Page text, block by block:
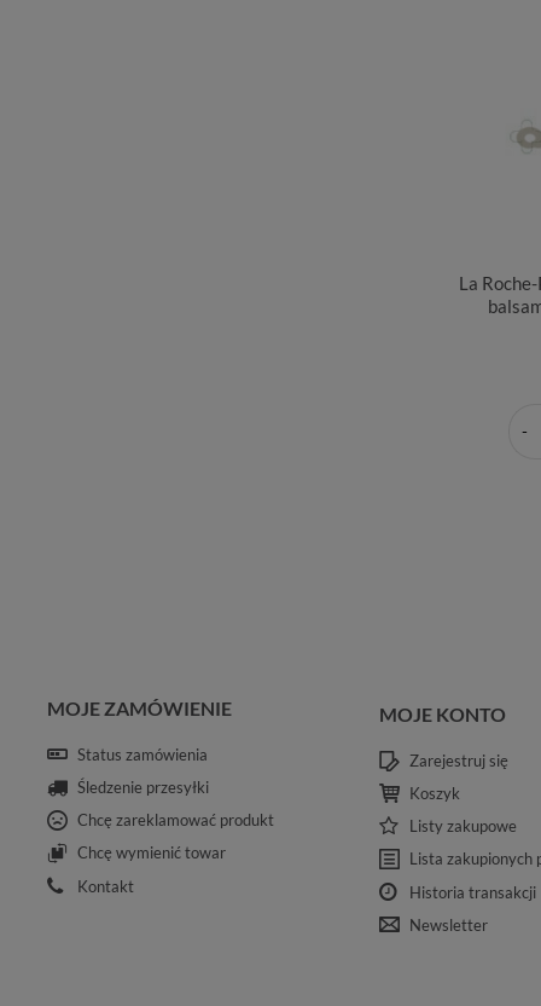
La
MOJE ZAMÓWIENIE
Status zamówienia
Śledzenie przesyłki
Chcę zareklamować produkt
Chcę wymienić towar
Kontakt
MOJE KONTO
Zarejestruj się
Koszyk
Listy zakupowe
Lista zakupionych
Historia transakcji
Newsletter